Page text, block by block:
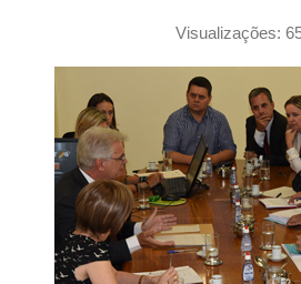
Visualizações: